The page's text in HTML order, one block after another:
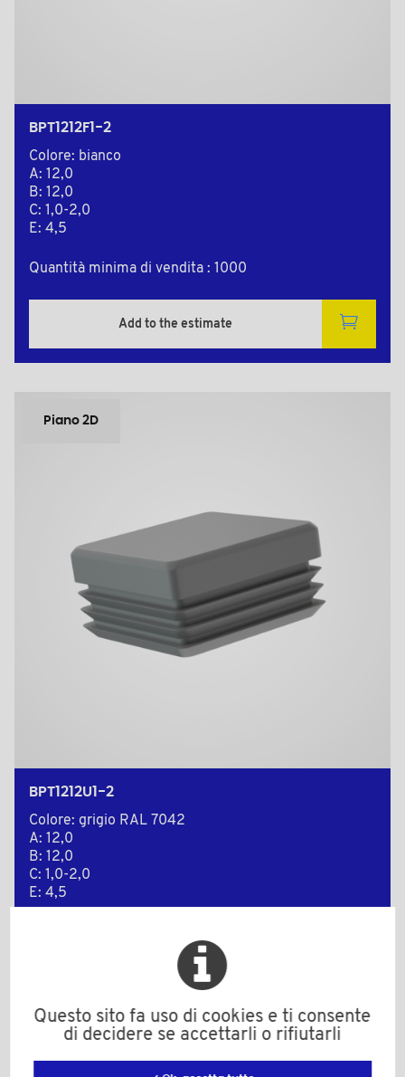
BPT1212F1-2
Colore: bianco
A: 12,0
B: 12,0
C: 1,0-2,0
E: 4,5
Quantità minima di vendita : 1000
Add to the estimate
Piano 2D
BPT1212U1-2
Colore: grigio RAL 7042
A: 12,0
B: 12,0
C: 1,0-2,0
E: 4,5
Add to the estimate
Questo sito fa uso di cookies e ti consente
di decidere se accettarli o rifiutarli